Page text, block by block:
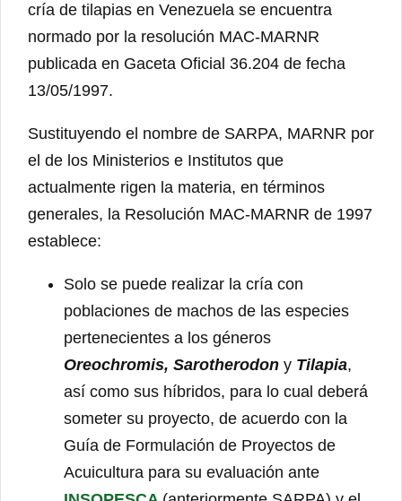
cría de tilapias en Venezuela se encuentra
normado por la resolución MAC-MARNR
publicada en Gaceta Oficial 36.204 de fecha
13/05/1997.
Sustituyendo el nombre de SARPA, MARNR por
el de los Ministerios e Institutos que
actualmente rigen la materia, en términos
generales, la Resolución MAC-MARNR de 1997
establece:
Solo se puede realizar la cría con
poblaciones de machos de las especies
pertenecientes a los géneros
Oreochromis, Sarotherodon y Tilapia,
así como sus híbridos, para lo cual deberá
someter su proyecto, de acuerdo con la
Guía de Formulación de Proyectos de
Acuicultura para su evaluación ante